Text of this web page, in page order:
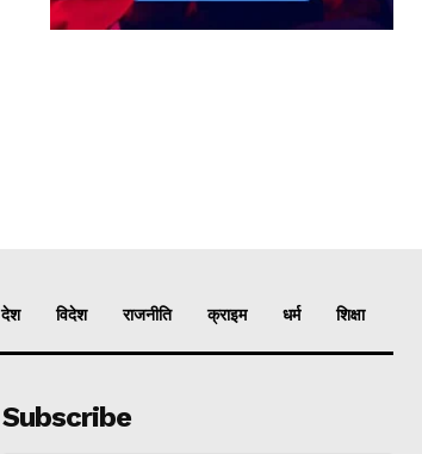
देश विदेश राजनीति क्राइम धर्म शिक्षा
Subscribe